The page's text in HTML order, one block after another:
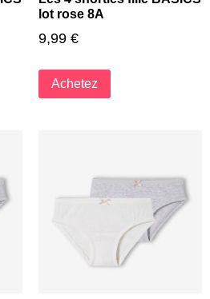
lot rose 8A
9,99 €
Achetez